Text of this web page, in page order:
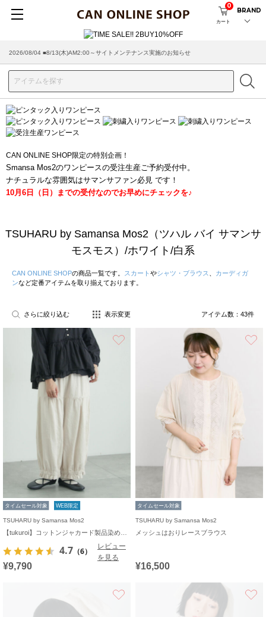
カート
0
BRAND
2026/08/04 ■8/13(木)AM2:00～サイトメンテナンス実施のお知らせ
CAN ONLINE SHOP限定の特別企画！
Smansa Mos2のワンピースの受注生産ご予約受付中。
ナチュラルな雰囲気はサマンサファン必見 です！
10月6日（日）までの受付なのでお早めにチェックを♪
TSUHARU by Samansa Mos2（ツハル バイ サマンサ
モスモス）/ホワイト/白系
CAN ONLINE SHOPの商品一覧です。 スカート やシャツ・ブラウス
カーディガ
ンなど定番アイテムを取り揃えております。
さらに絞り込む 表示変更 アイテム数： 43件
タイムセール対象 WEB限定
TSUHARU by Samansa Mos2
4.7 （6）
レビュー
を見る
¥9,790
タイムセール対象
TSUHARU by Samansa Mos2
メッシュはおりレースブラウス
¥16,500